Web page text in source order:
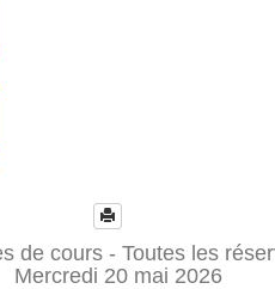
de cours - Toutes les
Mercredi 20 mai 2026